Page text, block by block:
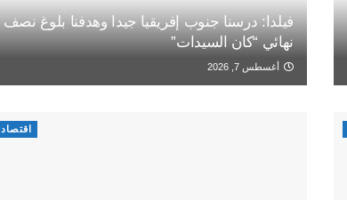
فيلدا: درسنا جنوب إفريقيا جيدا وهدفنا بلوغ نصف
نهائي “كان السيدات”
أغسطس 7, 2026
اقتصاد